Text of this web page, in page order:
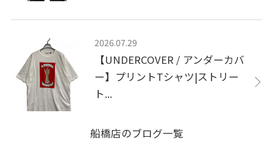
2026.07.29
【UNDERCOVER / アンダーカバ
ー】プリントTシャツ|ストリー
ト...
船橋店のブログ一覧